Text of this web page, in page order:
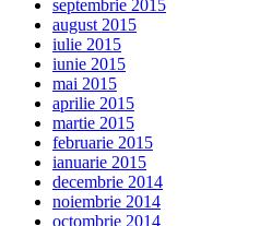
septembrie 2015
august 2015
iulie 2015
iunie 2015
mai 2015
aprilie 2015
martie 2015
februarie 2015
ianuarie 2015
decembrie 2014
noiembrie 2014
octombrie 2014